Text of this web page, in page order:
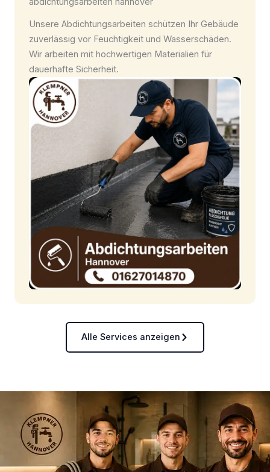
Unsere Abdichtungsarbeiten schützen Ihr Gebäude
zuverlässig vor Feuchtigkeit und Wasserschäden.
Wir arbeiten mit hochwertigen Materialien für
dauerhafte Sicherheit.
Alle Services anzeigen